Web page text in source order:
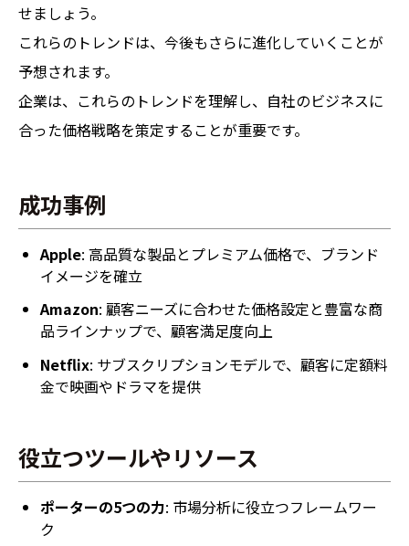
せましょう。
これらのトレンドは、今後もさらに進化していくことが
予想されます。
企業は、これらのトレンドを理解し、自社のビジネスに
合った価格戦略を策定することが重要です。
成功事例
Apple: 高品質な製品とプレミアム価格で、ブランド
イメージを確立
Amazon: 顧客ニーズに合わせた価格設定と豊富な商
品ラインナップで、顧客満足度向上
Netflix: サブスクリプションモデルで、顧客に定額料
金で映画やドラマを提供
役立つツールやリソース
ポーターの5つの力: 市場分析に役立つフレームワー
ク